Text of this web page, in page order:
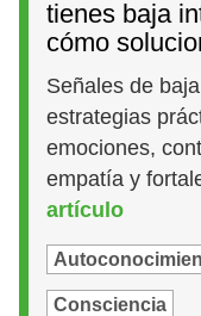
tienes baja
cómo
Señales de
estrategias
emociones,
empatía y
artículo
Consciencia